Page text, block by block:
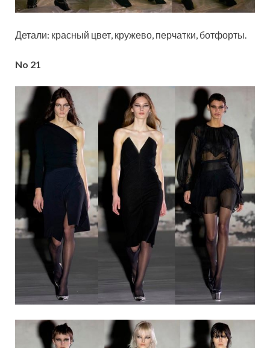
Детали: красный цвет, кружево, перчатки, ботфорты.
No 21